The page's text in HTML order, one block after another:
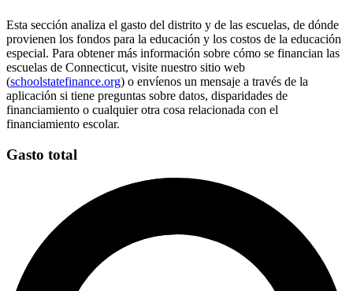
Esta sección analiza el gasto del distrito y de las escuelas, de dónde
provienen los fondos para la educación y los costos de la educación
especial. Para obtener más información sobre cómo se financian las
escuelas de Connecticut, visite nuestro sitio web
(schoolstatefinance.org) o envíenos un mensaje a través de la
aplicación si tiene preguntas sobre datos, disparidades de
financiamiento o cualquier otra cosa relacionada con el
financiamiento escolar.
Gasto total